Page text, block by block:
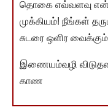
தொகை எவ்வளவு
முக்கியம்! நீங்கள்
சுடரை ஒளிர
இணையம்வழி
காண